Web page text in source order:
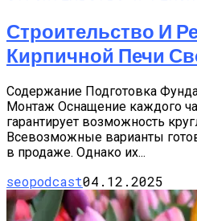
Строительство И
Кирпичной Печи
Содержание Подготовка
Монтаж Оснащение каждого
гарантирует возможность
Всевозможные варианты
в продаже. Однако их...
seopodcast04.12.2025